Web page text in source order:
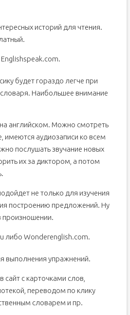
историй для чтения.
будет гораздо легче при
Наибольшее внимание
английском. Можно смотреть
имеются аудиозаписи ко всем
послушать звучание новых
их за диктором, а потом
не только для изучения
построению предложений. Ну
произношении.
либо Wonderenglish.com.
выполнения упражнений.
с карточками слов,
переводом по клику
словарем и пр.